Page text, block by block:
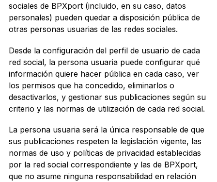
sociales de BPXport (incluido, en su caso, datos
personales) pueden quedar a disposición pública de
otras personas usuarias de las redes sociales.
Desde la configuración del perfil de usuario de cada
red social, la persona usuaria puede configurar qué
información quiere hacer pública en cada caso, ver
los permisos que ha concedido, eliminarlos o
desactivarlos, y gestionar sus publicaciones según su
criterio y las normas de utilización de cada red social.
La persona usuaria será la única responsable de que
sus publicaciones respeten la legislación vigente, las
normas de uso y políticas de privacidad establecidas
por la red social correspondiente y las de BPXport,
que no asume ninguna responsabilidad en relación